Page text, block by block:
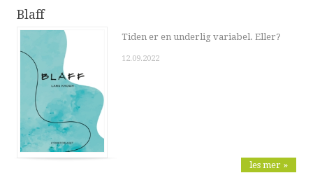
Blaff
Tiden er en underlig variabel. Eller?
12.09.2022
les mer »